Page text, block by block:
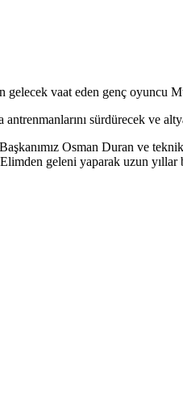
vaat eden genç oyuncu
sürdürecek ve
Osman Duran ve
geleni yaparak uzun